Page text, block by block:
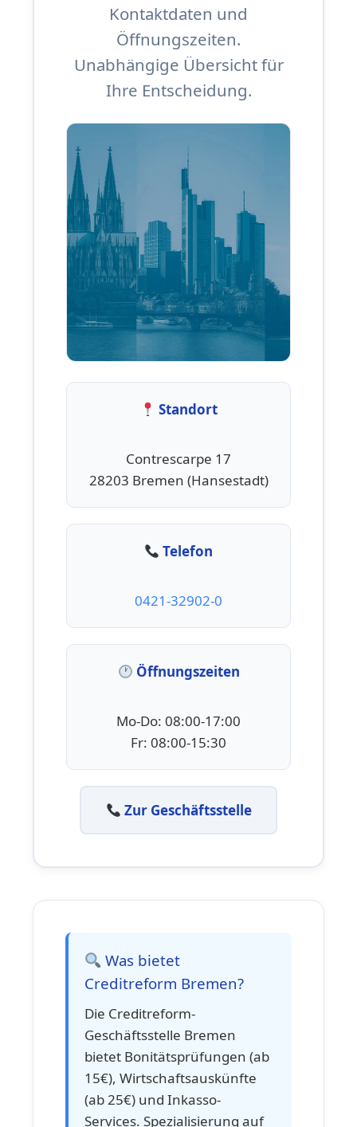
Kontaktdaten und
Öffnungszeiten.
Unabhängige Übersicht für
Ihre Entscheidung.
Standort
Contrescarpe 17
28203 Bremen (Hansestadt)
Telefon
0421-32902-0
Öffnungszeiten
Mo-Do: 08:00-17:00
Fr: 08:00-15:30
Zur Geschäftsstelle
Was bietet
Creditreform Bremen?
Die Creditreform-
Geschäftsstelle Bremen
bietet Bonitätsprüfungen (ab
15€), Wirtschaftsauskünfte
(ab 25€) und Inkasso-
Services. Spezialisierung auf